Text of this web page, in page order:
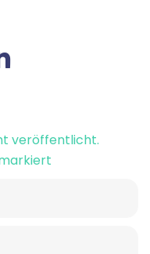
veröffentlicht.